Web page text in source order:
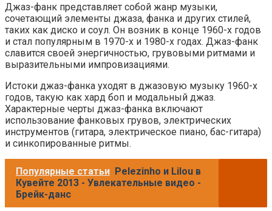
Джаз-фанк представляет собой жанр музыки,
сочетающий элементы джаза, фанка и других стилей,
таких как диско и соул. Он возник в конце 1960-х годов
и стал популярным в 1970-х и 1980-х годах. Джаз-фанк
славится своей энергичностью, грувовыми ритмами и
выразительными импровизациями.
Истоки джаз-фанка уходят в джазовую музыку 1960-х
годов, такую как хард боп и модальный джаз.
Характерные черты джаз-фанка включают
использование фанковых грувов, электрических
инструментов (гитара, электрическое пиано, бас-гитара)
и синкопированные ритмы.
Популярные статьи Pelezinho и Lilou в
Кувейте 2013 - Увлекательные видео -
Брейк-данс